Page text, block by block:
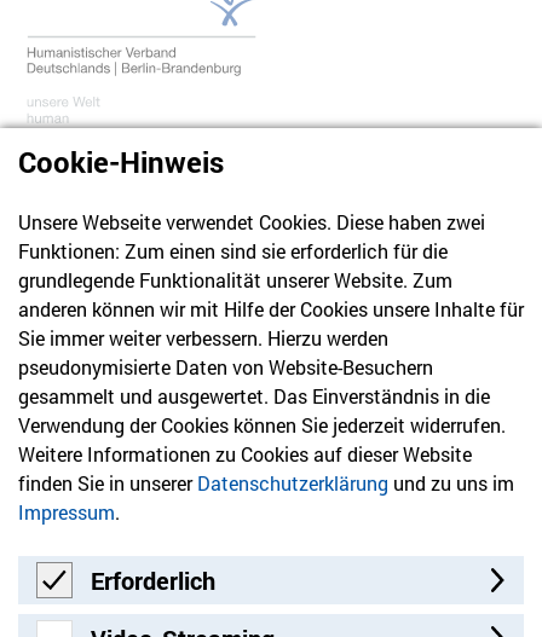
030 61 39 04 10
info@hvd-bb.de
Newsletter
Bleiben Sie mit unserem Newsletter auf dem aktuellsten
Stand mit Themen, die Sie interessieren.
Jetzt anmelden
Cookie-Hinweis
Unsere Webseite verwendet Cookies. Diese haben zwei
Funktionen: Zum einen sind sie erforderlich für die
grundlegende Funktionalität unserer Website. Zum
anderen können wir mit Hilfe der Cookies unsere Inhalte für
Sie immer weiter verbessern. Hierzu werden
pseudonymisierte Daten von Website-Besuchern
gesammelt und ausgewertet. Das Einverständnis in die
Verwendung der Cookies können Sie jederzeit widerrufen.
Weitere Informationen zu Cookies auf dieser Website
finden Sie in unsererDatenschutzerklärung und zu uns im
Impressum.
Erforderlich
Erforderlich